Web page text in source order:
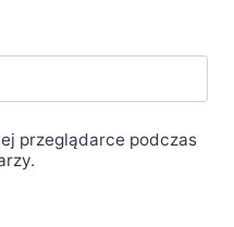
przeglądarce podczas